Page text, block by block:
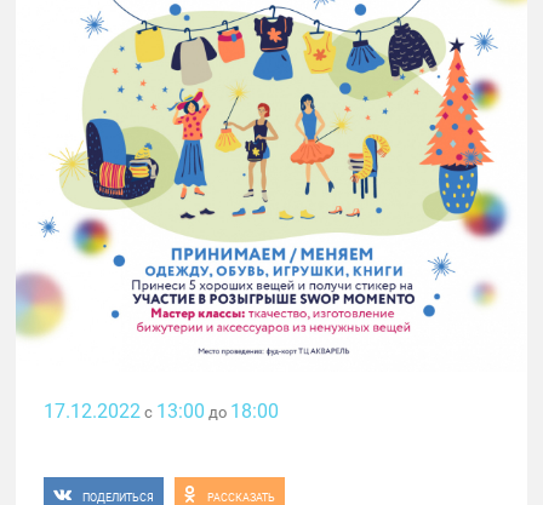
17.12.2022 с 13:00 до 18:00
ПОДЕЛИТЬСЯ РАССКАЗАТЬ